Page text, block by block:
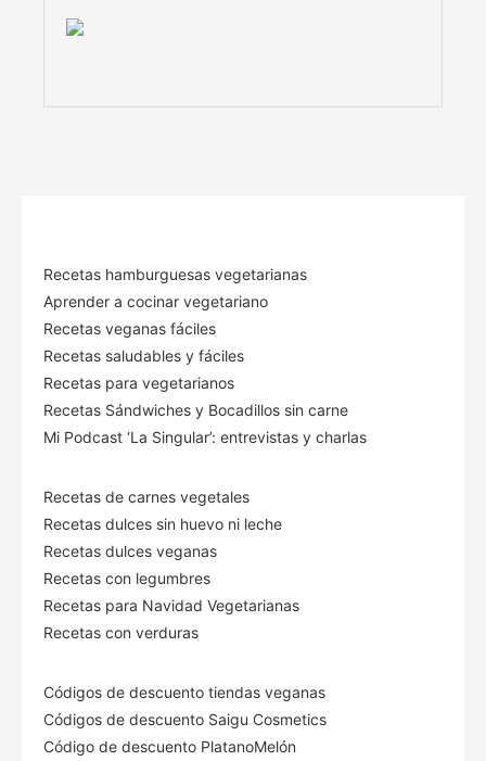
Recetas hamburguesas vegetarianas
Aprender a cocinar vegetariano
Recetas veganas fáciles
Recetas saludables y fáciles
Recetas para vegetarianos
Recetas Sándwiches y Bocadillos sin carne
Mi Podcast ‘La Singular’: entrevistas y charlas
Recetas de carnes vegetales
Recetas dulces sin huevo ni leche
Recetas dulces veganas
Recetas con legumbres
Recetas para Navidad Vegetarianas
Recetas con verduras
Códigos de descuento tiendas veganas
Códigos de descuento Saigu Cosmetics
Código de descuento PlatanoMelón